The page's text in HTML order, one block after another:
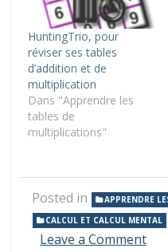
HuntingTrio, pour
réviser ses tables
d’addition et de
multiplication
Dans "Apprendre les
tables de
multiplications"
Posted in APPRENDRE
CALCUL ET CALCUL MENTAL
Leave a Commenton